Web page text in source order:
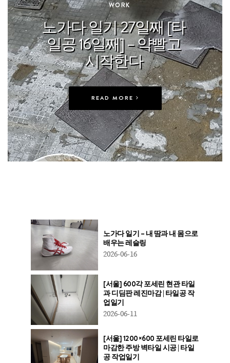
In WORK
노가다 일기 27일째 [타
일공 16일째] – 약빨고
시작한다
READ MORE
노가다 일기 – 내 땀과 내 몸으로
배우는 레슬링
2026-06-16
[서울] 600각 포세린 현관 타일
과 디딤판 레진마감 | 타일공 작
업일기
2026-06-11
[서울] 1200×600 포세린 타일로
마감한 주방 벽타일 시공 | 타일
공 작업일기